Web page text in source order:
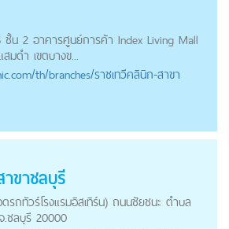
ชั้น 2 อาคารศูนย์การค้า Index Living Mall
มดำ เขตบางข...
/th/branches/ราชเทวีคลินิก-สาขา
ขาชลบุรี
รถทัวร์โรงแรมอิสเทิร์น) ถนนชัยชนะ ตำบล
.ชลบุรี 20000